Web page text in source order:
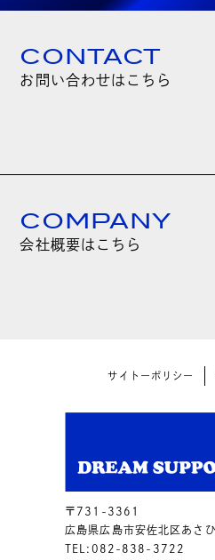
CONTACT
お問い合わせはこちら
COMPANY
会社概要はこちら
サイトーポリシー
〒731-3361
広島県広島市安佐北区あさ
TEL:082-838-3722